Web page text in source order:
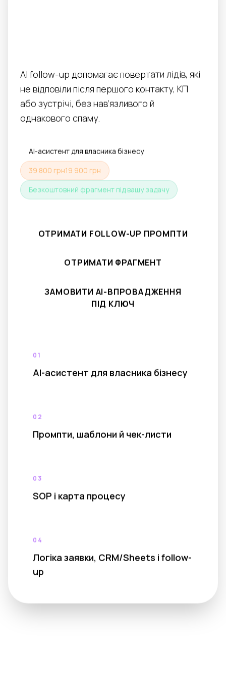
AI follow-up допомагає повертати лідів, які
не відповіли після першого контакту, КП
або зустрічі, без нав’язливого й
однакового спаму.
AI-асистент для власника бізнесу
39 800 грн19 900 грн
Безкоштовний фрагмент під вашу задачу
ОТРИМАТИ FOLLOW-UP ПРОМПТИ
ОТРИМАТИ ФРАГМЕНТ
ЗАМОВИТИ AI-ВПРОВАДЖЕННЯ
ПІД КЛЮЧ
01
AI-асистент для власника бізнесу
02
Промпти, шаблони й чек-листи
03
SOP і карта процесу
04
Логіка заявки, CRM/Sheets і follow-
up